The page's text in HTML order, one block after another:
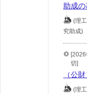
助成
(理
究助成)
切]
（公
(理